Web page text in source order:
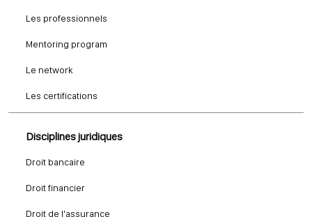
Les professionnels
Mentoring program
Le network
Les certifications
Disciplines juridiques
Droit bancaire
Droit financier
Droit de l'assurance